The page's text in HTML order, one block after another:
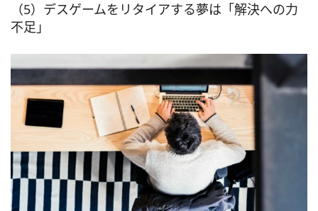
（5）デスゲームをリタイアする夢は「解決への力
不足」